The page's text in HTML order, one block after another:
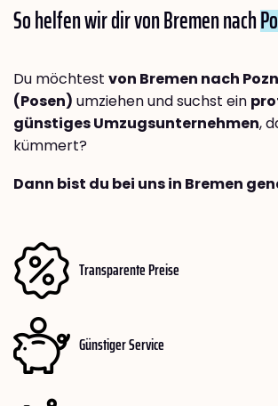
So helfen wir dir von Bremen nach
Du möchtest von Bremen nach
(Posen) umziehen und suchst ein
günstiges Umzugsunternehmen,
kümmert?
Dann bist du bei uns in Bremen
Transparente Preise
Günstiger Service